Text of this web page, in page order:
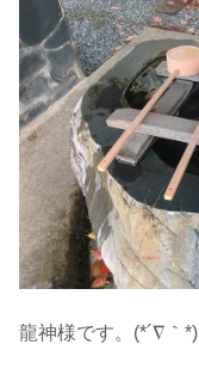
龍神様です。(*´∇｀*)